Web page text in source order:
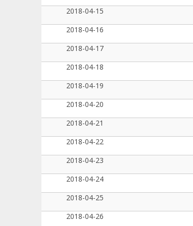
2018-04-15
2018-04-16
2018-04-17
2018-04-18
2018-04-19
2018-04-20
2018-04-21
2018-04-22
2018-04-23
2018-04-24
2018-04-25
2018-04-26